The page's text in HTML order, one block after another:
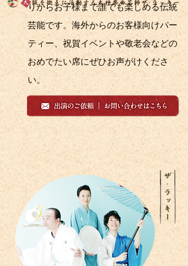
りからお子様まで誰でも楽しめる伝統
芸能です。海外からのお客様向けパー
ティー、祝賀イベントや敬老会などの
おめでたい席にぜひお声がけくださ
い。